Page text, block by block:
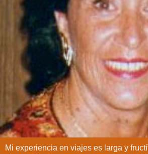
Mi experiencia en viajes es larga y